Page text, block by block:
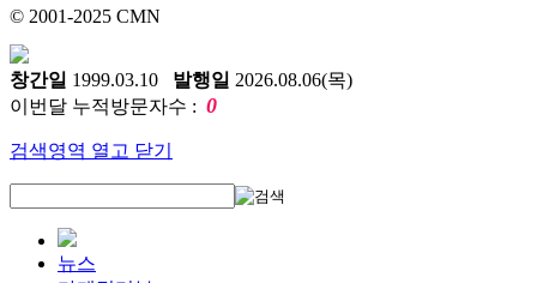
© 2001-2025 CMN
창간일 1999.03.10 발행일 2026.08.06(목)
이번달 누적방문자수 : 0
검색영역 열고 닫기
뉴스